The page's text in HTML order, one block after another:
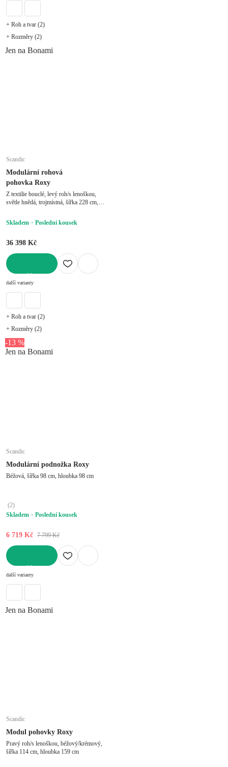
+ Roh a tvar (2)
+ Rozměry (2)
Jen na Bonami
Scandic
Modulární rohová
pohovka Roxy
Z textilie bouclé, levý roh/s lenoškou,
světle hnědá, trojmístná, šířka 228 cm,
Skladem
Poslední kousek
36 398 Kč
další varianty
+ Roh a tvar (2)
+ Rozměry (2)
-13 %
Jen na Bonami
Scandic
Modulární podnožka Roxy
Béžová, šířka 98 cm, hloubka 98 cm
(2)
Skladem
Poslední kousek
6 719 Kč 7 799 Kč
další varianty
Jen na Bonami
Scandic
Modul pohovky Roxy
Pravý roh/s lenoškou, béžový/krémový,
šířka 114 cm, hloubka 159 cm